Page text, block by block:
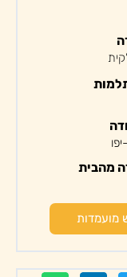
מהבית
מועמדות